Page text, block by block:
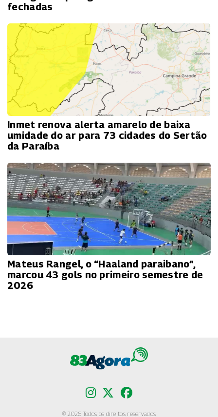
fechadas
Inmet renova alerta amarelo de baixa
umidade do ar para 73 cidades do Sertão
da Paraíba
Mateus Rangel, o “Haaland paraibano”,
marcou 43 gols no primeiro semestre de
2026
© 2026 Todos os direitos reservados